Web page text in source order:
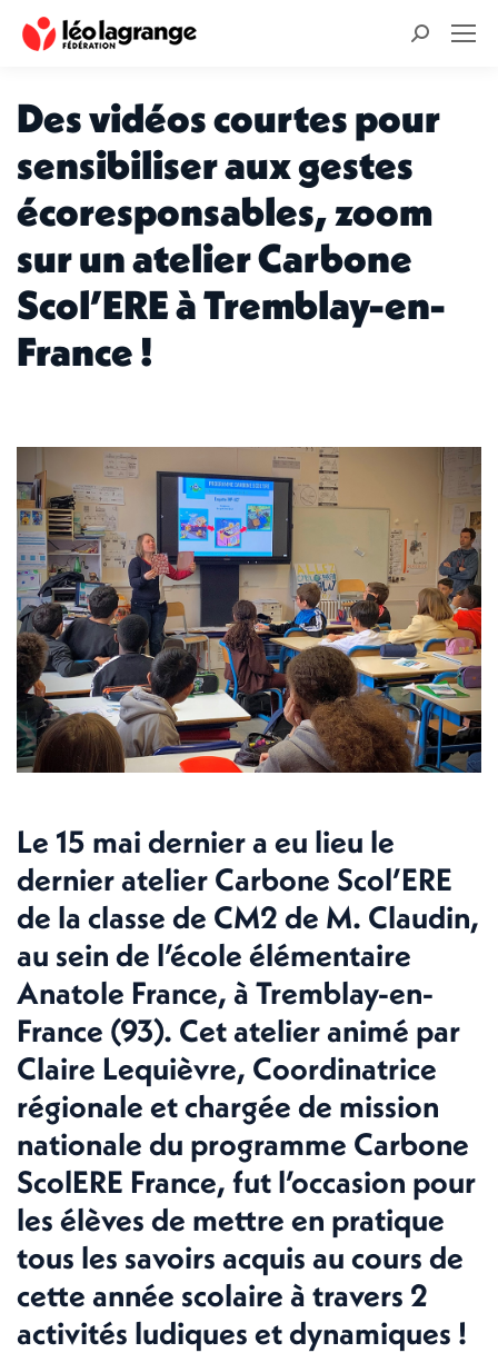
Recherche
Des vidéos courtes pour
sensibiliser aux gestes
écoresponsables, zoom
sur un atelier Carbone
Scol’ERE à Tremblay-en-
France !
Le 15 mai dernier a eu lieu le
dernier atelier Carbone Scol’ERE
de la classe de CM2 de M. Claudin,
au sein de l’école élémentaire
Anatole France, à Tremblay-en-
France (93). Cet atelier animé par
Claire Lequièvre, Coordinatrice
régionale et chargée de mission
nationale du programme Carbone
ScolERE France, fut l’occasion pour
les élèves de mettre en pratique
tous les savoirs acquis au cours de
cette année scolaire à travers 2
activités ludiques et dynamiques !